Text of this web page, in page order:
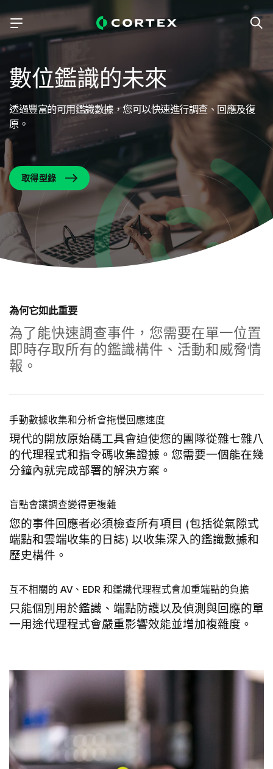
數位鑑識的未來
透過豐富的可用鑑識數據，您可以快速進行調查、回應及復
原。
取得型錄
為何它如此重要
為了能快速調查事件，您需要在單一位置
即時存取所有的鑑識構件、活動和威脅情
報。
手動數據收集和分析會拖慢回應速度
現代的開放原始碼工具會迫使您的團隊從雜七雜八
的代理程式和指令碼收集證據。您需要一個能在幾
分鐘內就完成部署的解決方案。
盲點會讓調查變得更複雜
您的事件回應者必須檢查所有項目 (包括從氣隙式
端點和雲端收集的日誌) 以收集深入的鑑識數據和
歷史構件。
互不相關的 AV、EDR 和鑑識代理程式會加重端點的負擔
只能個別用於鑑識、端點防護以及偵測與回應的單
一用途代理程式會嚴重影響效能並增加複雜度。